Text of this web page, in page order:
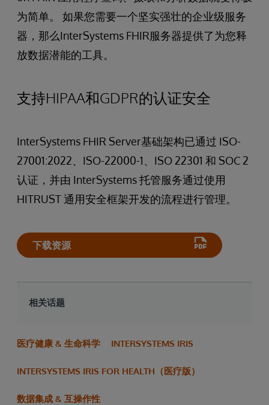
为简单。 如果您需要一个坚实强壮的企业级服务
器，那么InterSystems FHIR服务器提供了为您释
放数据潜能的工具。
支持HIPAA和GDPR的认证安全
InterSystems FHIR Server基础架构已通过 ISO-
27001:2022、ISO-22000-1、ISO 22301 和 SOC 2
认证，并由 InterSystems 托管服务通过使用
HITRUST 通用安全框架开发的流程进行管理。
下载资源
相关话题
医疗健康 & 生命科学 INTERSYSTEMS IRIS
INTERSYSTEMS IRIS FOR HEALTH（医疗版）
数据集成 & 互操作性